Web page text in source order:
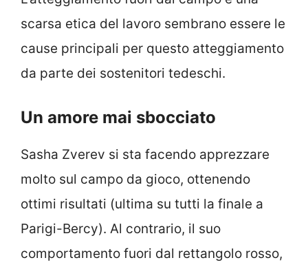
scarsa etica del lavoro sembrano essere le
cause principali per questo atteggiamento
da parte dei sostenitori tedeschi.
Un amore mai sbocciato
Sasha Zverev si sta facendo apprezzare
molto sul campo da gioco, ottenendo
ottimi risultati (ultima su tutti la finale a
Parigi-Bercy). Al contrario, il suo
comportamento fuori dal rettangolo rosso,